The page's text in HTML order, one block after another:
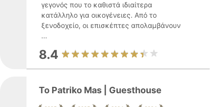
γεγονός που το καθιστά ιδιαίτερα
κατάλληλο για οικογένειες. Από το
ξενοδοχείο, οι επισκέπτες απολαμβάνουν
...
8.4
To Patriko Mas | Guesthouse